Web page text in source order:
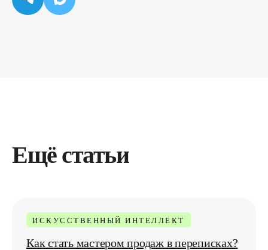
Ещё статьи
ИСКУССТВЕННЫЙ ИНТЕЛЛЕКТ
Как стать мастером продаж в переписках?